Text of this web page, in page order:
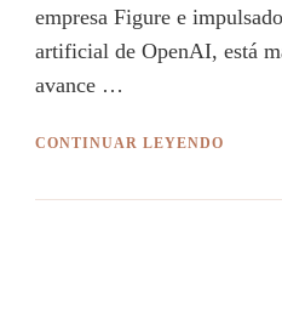
empresa Figure e
artificial de OpenAI, está
avance …
CONTINUAR LEYENDO